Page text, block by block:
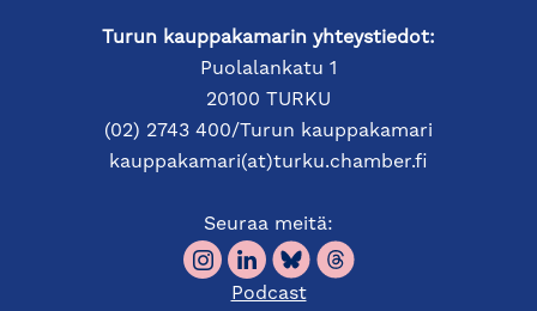
Turun kauppakamarin yhteystiedot:
Puolalankatu 1
20100 TURKU
(02) 2743 400/Turun kauppakamari
kauppakamari(at)turku.chamber.fi
Seuraa meitä:
Podcast